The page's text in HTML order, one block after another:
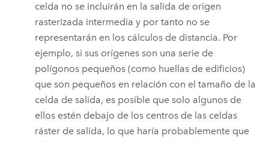
celda no se incluirán en la salida de origen
rasterizada intermedia y por tanto no se
representarán en los cálculos de distancia. Por
ejemplo, si sus orígenes son una serie de
polígonos pequeños (como huellas de edificios)
que son pequeños en relación con el tamaño de la
celda de salida, es posible que solo algunos de
ellos estén debajo de los centros de las celdas
ráster de salida, lo que haría probablemente que